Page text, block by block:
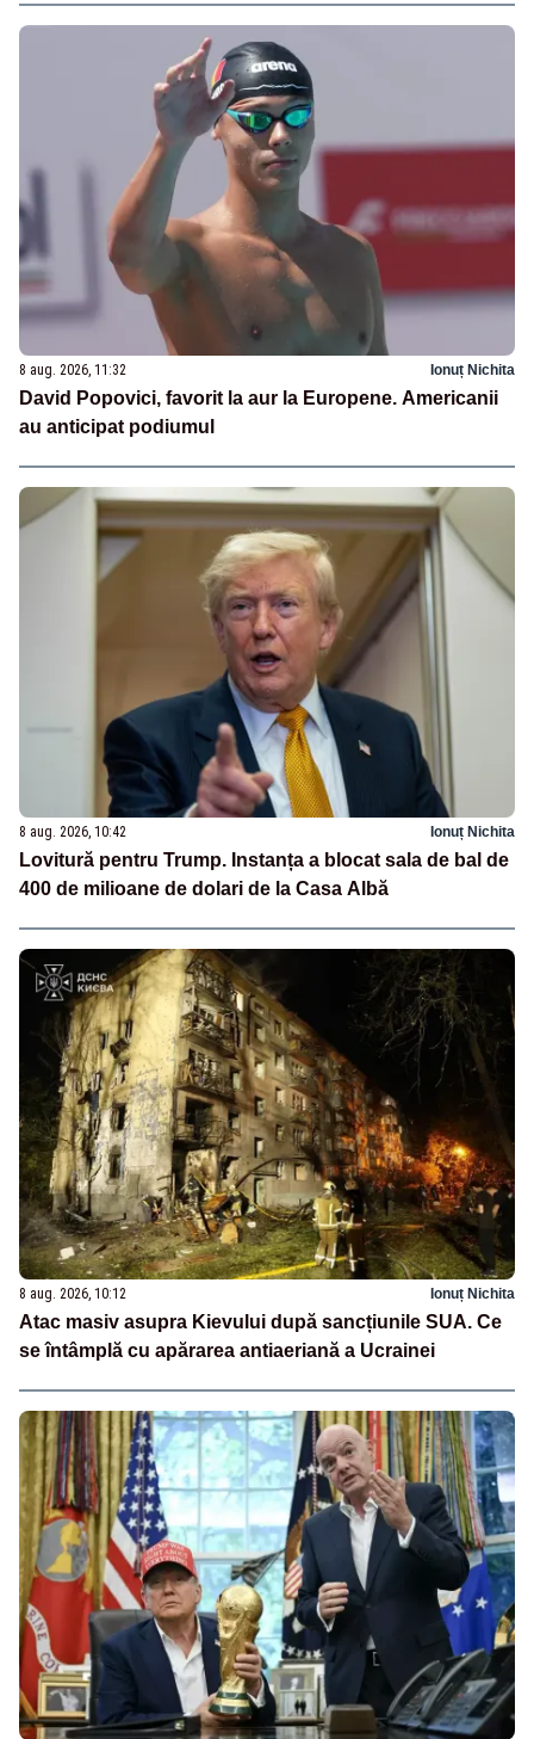
8 aug. 2026, 11:32 Ionuț Nichita
David Popovici, favorit la aur la Europene. Americanii
au anticipat podiumul
8 aug. 2026, 10:42 Ionuț Nichita
Lovitură pentru Trump. Instanța a blocat sala de bal de
400 de milioane de dolari de la Casa Albă
8 aug. 2026, 10:12 Ionuț Nichita
Atac masiv asupra Kievului după sancțiunile SUA. Ce
se întâmplă cu apărarea antiaeriană a Ucrainei